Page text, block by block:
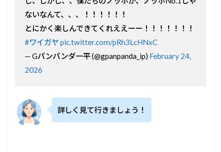
ないなんて、、、！！！！！！
とにかく楽しんできてくれええーー！！！！！！！
#ワイガヤ pic.twitter.com/pRh3LcHNxC
— Gパンパンダ一平 (@gpanpanda_ip) February 24,
2026
詳しく見て行きましょう！